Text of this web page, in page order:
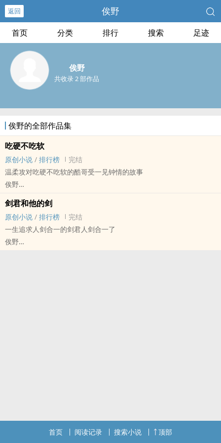
返回 俟野
首页 分类 排行 搜索 足迹
俟野
共收录 2 部作品
俟野的全部作品集
吃硬不吃软
原创小说 / 排行榜
完结
温柔攻对吃硬不吃软的酷哥受一见钟情的故事
俟野
现代 - 小甜饼 - 轻松 - 弱强
剑君和他的剑
原创小说 / 排行榜
完结
一生追求人剑合一的剑君人剑合一了
俟野
首页 阅读记录 搜索小说 顶部